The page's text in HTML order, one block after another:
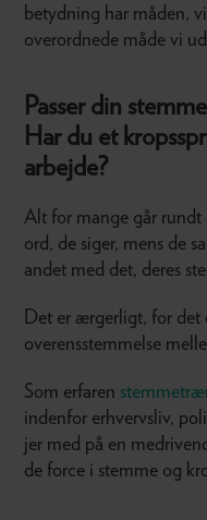
betydning har måden,
overordnede måde vi
Passer din
Har du et
arbejde?
Alt for mange går
ord, de siger, mens de
andet med det, deres
Det er ærgerligt, for det
overensstemmelse
Som erfaren
indenfor erhvervsliv,
jer med på en
de force i stemme og